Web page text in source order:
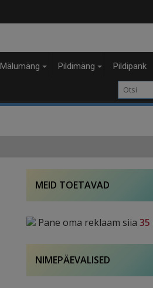
Mälumäng Pildimäng Pildipank
MEID TOETAVAD
Pane oma reklaam siia
NIMEPÄEVALISED